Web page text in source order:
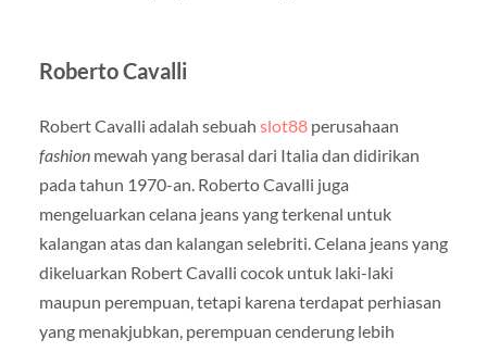
Roberto Cavalli
Robert Cavalli adalah sebuah slot88perusahaan
fashionmewah yang berasal dari Italia dan didirikan
pada tahun 1970-an. Roberto Cavalli juga
mengeluarkan celana jeans yang terkenal untuk
kalangan atas dan kalangan selebriti. Celana jeans yang
dikeluarkan Robert Cavalli cocok untuk laki-laki
maupun perempuan, tetapi karena terdapat perhiasan
yang menakjubkan, perempuan cenderung lebih